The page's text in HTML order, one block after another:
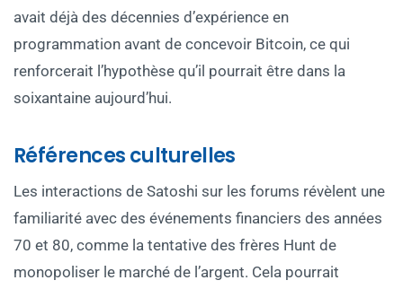
avait déjà des décennies d’expérience en
programmation avant de concevoir Bitcoin, ce qui
renforcerait l’hypothèse qu’il pourrait être dans la
soixantaine aujourd’hui.
Références culturelles
Les interactions de Satoshi sur les forums révèlent une
familiarité avec des événements financiers des années
70 et 80, comme la tentative des frères Hunt de
monopoliser le marché de l’argent. Cela pourrait